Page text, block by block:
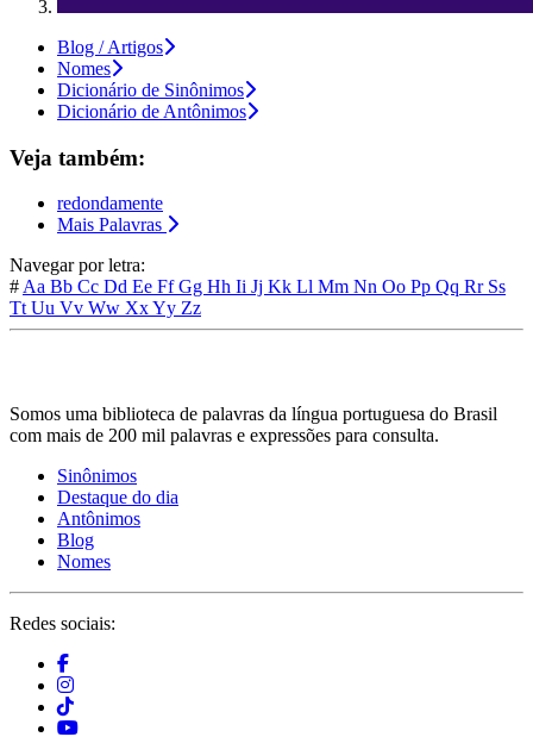
Blog / Artigos
Nomes
Dicionário de Sinônimos
Dicionário de Antônimos
Veja também:
redondamente
Mais Palavras
Navegar por letra:
# Aa Bb Cc Dd Ee FfGg Hh Ii Jj Kk Ll Mm Nn Oo Pp Qq Rr Ss
Tt Uu Vv Ww XxYy Zz
Somos uma biblioteca de palavras da língua portuguesa do Brasil
com mais de 200 mil palavras e expressões para consulta.
Sinônimos
Destaque do dia
Antônimos
Blog
Nomes
Redes sociais: